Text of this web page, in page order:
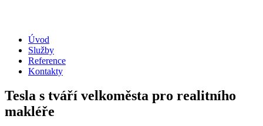
Úvod
Služby
Reference
Kontakty
Tesla s tváří velkoměsta pro realitního
makléře